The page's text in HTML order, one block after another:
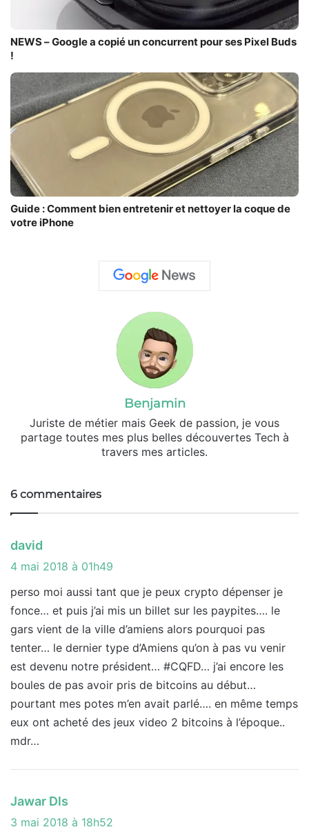
NEWS – Google a copié un concurrent pour ses Pixel Buds
!
Guide : Comment bien entretenir et nettoyer la coque de
votre iPhone
Benjamin
Juriste de métier mais Geek de passion, je vous
partage toutes mes plus belles découvertes Tech à
travers mes articles.
6 commentaires
david
i
4 mai 2018 à 01h49
perso moi aussi tant que je peux crypto dépenser je
fonce… et puis j’ai mis un billet sur les paypites…. le
gars vient de la ville d’amiens alors pourquoi pas
tenter… le dernier type d’Amiens qu’on à pas vu venir
est devenu notre président… #CQFD… j’ai encore les
boules de pas avoir pris de bitcoins au début…
pourtant mes potes m’en avait parlé…. en même temps
eux ont acheté des jeux video 2 bitcoins à l’époque..
mdr…
Jawar Dls
3 mai 2018 à 18h52